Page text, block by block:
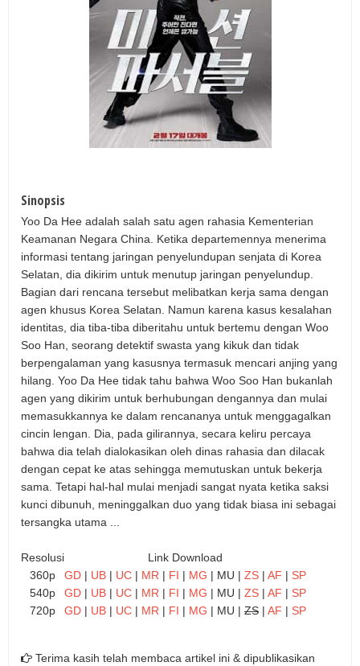
Sinopsis
Yoo Da Hee adalah salah satu agen rahasia Kementerian
Keamanan Negara China. Ketika departemennya menerima
informasi tentang jaringan penyelundupan senjata di Korea
Selatan, dia dikirim untuk menutup jaringan penyelundup.
Bagian dari rencana tersebut melibatkan kerja sama dengan
agen khusus Korea Selatan. Namun karena kasus kesalahan
identitas, dia tiba-tiba diberitahu untuk bertemu dengan Woo
Soo Han, seorang detektif swasta yang kikuk dan tidak
berpengalaman yang kasusnya termasuk mencari anjing yang
hilang. Yoo Da Hee tidak tahu bahwa Woo Soo Han bukanlah
agen yang dikirim untuk berhubungan dengannya dan mulai
memasukkannya ke dalam rencananya untuk menggagalkan
cincin lengan. Dia, pada gilirannya, secara keliru percaya
bahwa dia telah dialokasikan oleh dinas rahasia dan dilacak
dengan cepat ke atas sehingga memutuskan untuk bekerja
sama. Tetapi hal-hal mulai menjadi sangat nyata ketika saksi
kunci dibunuh, meninggalkan duo yang tidak biasa ini sebagai
tersangka utama ...
Resolusi
Link Download
360p
GD | UB | UC | MR | FI | MG | MU | ZS | AF | SP
540p
GD | UB | UC | MR | FI | MG | MU | ZS | AF | SP
720p
GD | UB | UC | MR | FI | MG | MU | ZS | AF | SP
Terima kasih telah membaca artikel ini & dipublikasikan